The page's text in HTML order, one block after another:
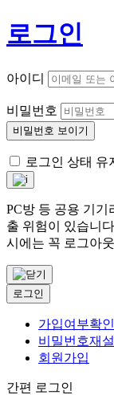
로그인
아이디
비밀번호
비밀번호 보이기
로그인 상태 유
PC방 등 공용 기기
출 위험이 있습니
시에는 꼭 로그아
로그인
가입여부확인
비밀번호재
회원가입
간편 로그인